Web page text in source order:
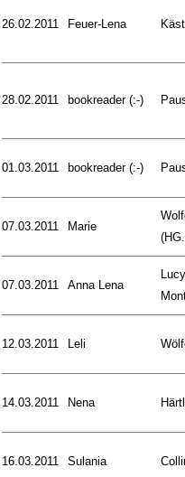
26.02.2011 Feuer-Lena
28.02.2011 bookreader (:-)
01.03.2011 bookreader (:-)
07.03.2011 Marie
07.03.2011 Anna Lena
12.03.2011 Leli
14.03.2011 Nena
16.03.2011 Sulania